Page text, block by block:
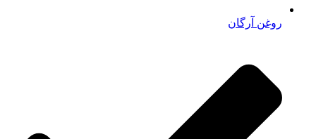
روغن آرگان